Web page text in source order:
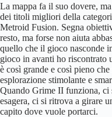
La mappa fa il suo dovere,
dei titoli migliori della
Metroid Fusion. Segna
resto, ma forse non aiuta
quello che il gioco nasconde
gioco in avanti ho riscontrato
è così grande e così pieno
esplorazione stimolante e
Quando Grime II funziona, ci
esagera, ci si ritrova a girare
capito dove vuole portarci.